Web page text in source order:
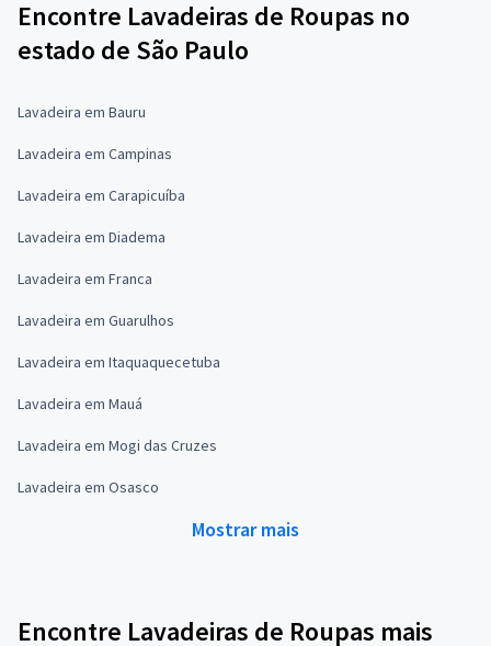
Encontre Lavadeiras de Roupas no
estado de São Paulo
Lavadeira em Bauru
Lavadeira em Campinas
Lavadeira em Carapicuíba
Lavadeira em Diadema
Lavadeira em Franca
Lavadeira em Guarulhos
Lavadeira em Itaquaquecetuba
Lavadeira em Mauá
Lavadeira em Mogi das Cruzes
Lavadeira em Osasco
Mostrar mais
Encontre Lavadeiras de Roupas mais